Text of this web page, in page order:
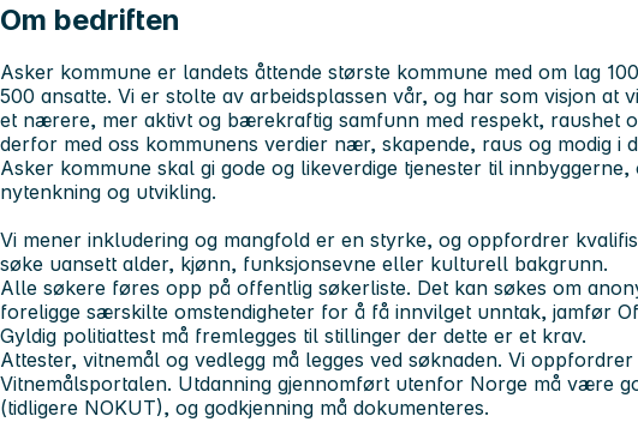
Om bedriften
Asker kommune er landets åttende største kommune med om lag
500 ansatte. Vi er stolte av arbeidsplassen vår, og har som visjon at
et nærere, mer aktivt og bærekraftig samfunn med respekt, raushet
derfor med oss kommunens verdier nær, skapende, raus og modig i
Asker kommune skal gi gode og likeverdige tjenester til
nytenkning og utvikling.
Vi mener inkludering og mangfold er en styrke, og oppfordrer
søke uansett alder, kjønn, funksjonsevne eller kulturell bakgrunn.
Alle søkere føres opp på offentlig søkerliste. Det kan søkes om
foreligge særskilte omstendigheter for å få innvilget unntak, jamfør
Gyldig politiattest må fremlegges til stillinger der dette er et krav.
Attester, vitnemål og vedlegg må legges ved søknaden. Vi
Vitnemålsportalen. Utdanning gjennomført utenfor Norge må være
(tidligere NOKUT), og godkjenning må dokumenteres.